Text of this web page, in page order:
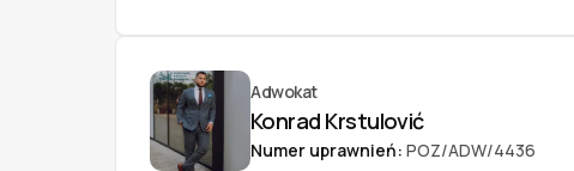
Adwokat
Konrad Krstulović
Numer uprawnień: POZ/ADW/4436